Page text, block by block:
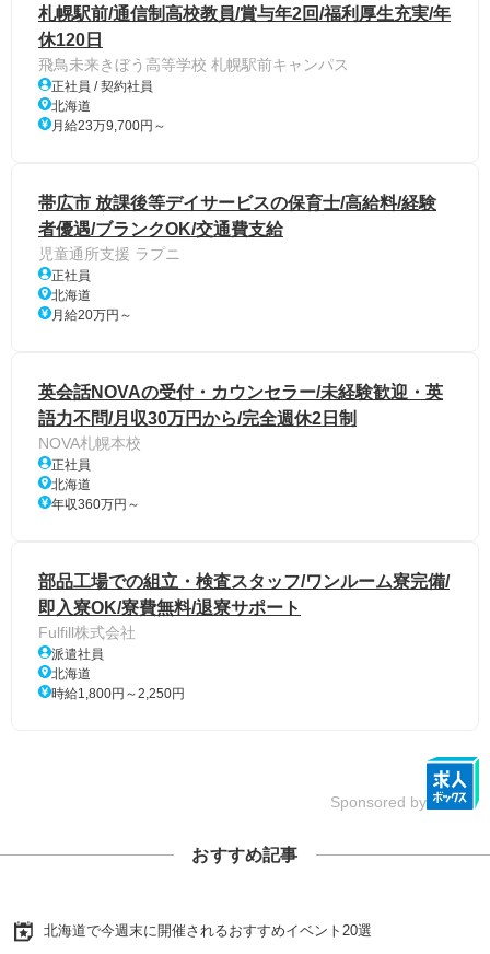
札幌駅前/通信制高校教員/賞与年2回/福利厚生充実/年
休120日
飛鳥未来きぼう高等学校 札幌駅前キャンパス
正社員 / 契約社員
北海道
月給23万9,700円～
帯広市 放課後等デイサービスの保育士/高給料/経験
者優遇/ブランクOK/交通費支給
児童通所支援 ラプニ
正社員
北海道
月給20万円～
英会話NOVAの受付・カウンセラー/未経験歓迎・英
語力不問/月収30万円から/完全週休2日制
NOVA札幌本校
正社員
北海道
年収360万円～
部品工場での組立・検査スタッフ/ワンルーム寮完備/
即入寮OK/寮費無料/退寮サポート
Fulfill株式会社
派遣社員
北海道
時給1,800円～2,250円
Sponsored by
おすすめ記事
北海道で今週末に開催されるおすすめイベント20選